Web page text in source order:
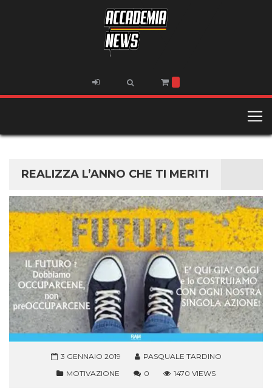
REALIZZA L’ANNO CHE TI MERITI
3 GENNAIO 2019
PASQUALE TARDINO
MOTIVAZIONE
0 1470 VIEWS